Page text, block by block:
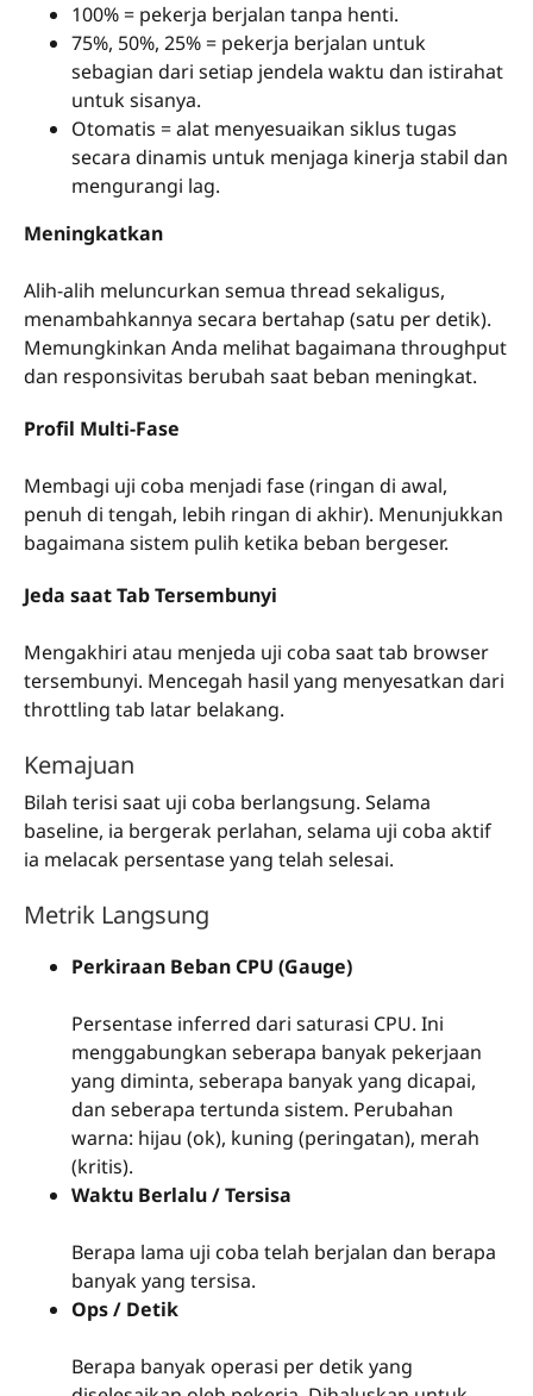
100% = pekerja berjalan tanpa henti.
75%, 50%, 25% = pekerja berjalan untuk
sebagian dari setiap jendela waktu dan istirahat
untuk sisanya.
Otomatis = alat menyesuaikan siklus tugas
secara dinamis untuk menjaga kinerja stabil dan
mengurangi lag.
Meningkatkan
Alih-alih meluncurkan semua thread sekaligus,
menambahkannya secara bertahap (satu per detik).
Memungkinkan Anda melihat bagaimana throughput
dan responsivitas berubah saat beban meningkat.
Profil Multi-Fase
Membagi uji coba menjadi fase (ringan di awal,
penuh di tengah, lebih ringan di akhir). Menunjukkan
bagaimana sistem pulih ketika beban bergeser.
Jeda saat Tab Tersembunyi
Mengakhiri atau menjeda uji coba saat tab browser
tersembunyi. Mencegah hasil yang menyesatkan dari
throttling tab latar belakang.
Kemajuan
Bilah terisi saat uji coba berlangsung. Selama
baseline, ia bergerak perlahan, selama uji coba aktif
ia melacak persentase yang telah selesai.
Metrik Langsung
Perkiraan Beban CPU (Gauge)
Persentase inferred dari saturasi CPU. Ini
menggabungkan seberapa banyak pekerjaan
yang diminta, seberapa banyak yang dicapai,
dan seberapa tertunda sistem. Perubahan
warna: hijau (ok), kuning (peringatan), merah
(kritis).
Waktu Berlalu / Tersisa
Berapa lama uji coba telah berjalan dan berapa
banyak yang tersisa.
Ops / Detik
Berapa banyak operasi per detik yang